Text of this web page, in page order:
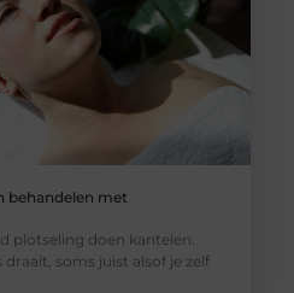
behandelen met
plotseling doen kantelen.
soms juist alsof je zelf